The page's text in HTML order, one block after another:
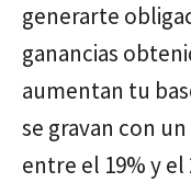
generarte
ganancias
aumentan tu
se gravan con
entre el 19% y